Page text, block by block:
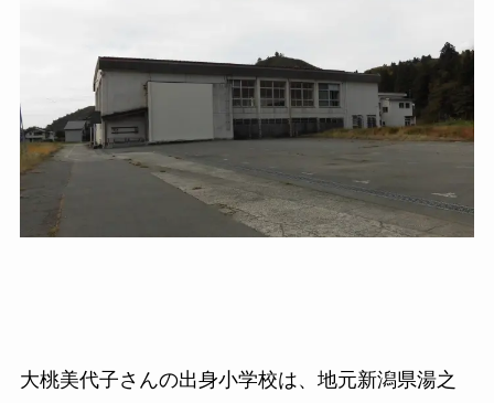
大桃美代子さんの出身小学校は、地元新潟県湯之